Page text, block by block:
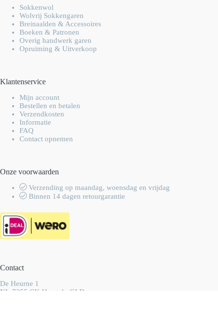
Sokkenwol
Wolvrij Sokkengaren
Breinaalden & Accessoires
Boeken & Patronen
Overig handwerk garen
Opruiming & Uitverkoop
Klantenservice
Mijn account
Bestellen en betalen
Verzendkosten
Informatie
FAQ
Contact opnemen
Onze voorwaarden
Verzending op maandag, woensdag en vrijdag
Binnen 14 dagen retourgarantie
Contact
De Heurne 1
NL-7255 CK Hengelo GLD